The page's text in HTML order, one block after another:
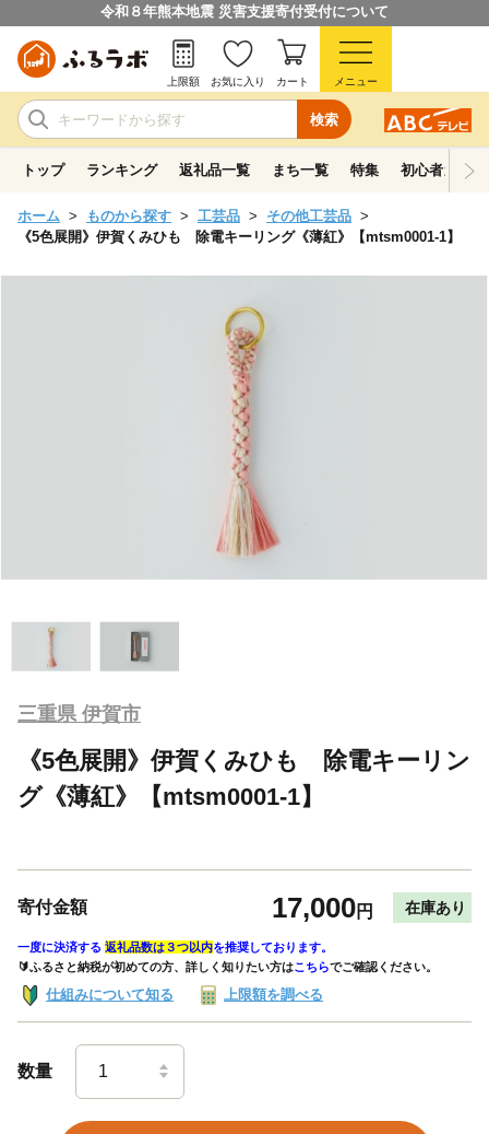
令和８年熊本地震 災害支援寄付受付について
検索
上限額 お気に入り カート メニュー
トップ ランキング 返礼品一覧 まち一覧 特集 初心者ガイド
ホーム ものから探す 工芸品
その他工芸品
《5色展開》伊賀くみひも 除電キーリング《薄紅》【mtsm0001-1】
三重県 伊賀市
《5色展開》伊賀くみひも 除電キーリン
グ《薄紅》【mtsm0001-1】
寄付金額 17,000円 在庫あり
一度に決済する 返礼品数は３つ以内を推奨しております。
🔰ふるさと納税が初めての方、詳しく知りたい方はこちらでご確認ください。
仕組みについて知る 上限額を調べる
数量